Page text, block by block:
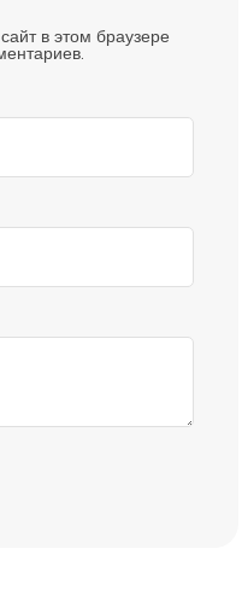
в этом браузере